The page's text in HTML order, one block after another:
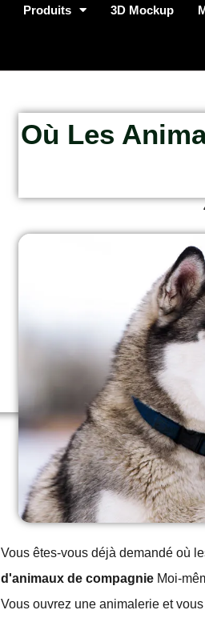
Produits 3D Mockup
Où Les
Vous êtes-vous déjà demandé où
d'animaux de compagnie Moi-
Vous ouvrez une animalerie et